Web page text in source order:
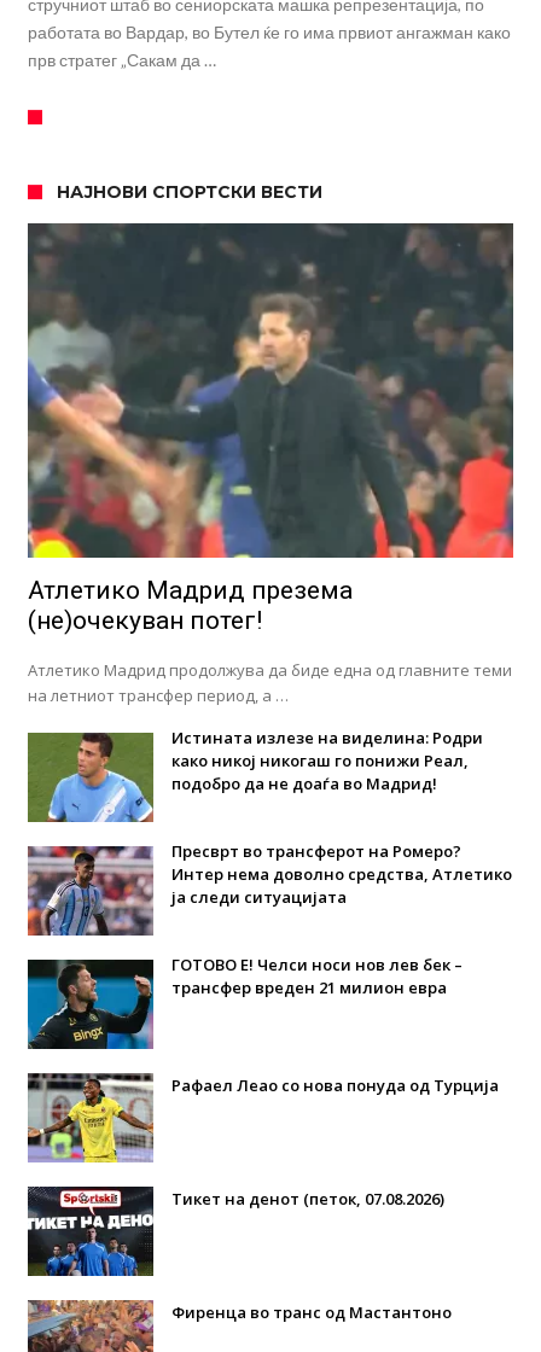
стручниот штаб во сениорската машка репрезентација, по
работата во Вардар, во Бутел ќе го има првиот ангажман како
прв стратег „Сакам да …
НАЈНОВИ СПОРТСКИ ВЕСТИ
Атлетико Мадрид презема
(не)очекуван потег!
Атлетико Мадрид продолжува да биде една од главните теми
на летниот трансфер период, а …
Истината излезе на виделина: Родри
како никој никогаш го понижи Реал,
подобро да не доаѓа во Мадрид!
Пресврт во трансферот на Ромеро?
Интер нема доволно средства, Атлетико
ја следи ситуацијата
ГОТОВО Е! Челси носи нов лев бек –
трансфер вреден 21 милион евра
Рафаел Леао со нова понуда од Турција
Тикет на денот (петок, 07.08.2026)
Фиренца во транс од Мастантоно